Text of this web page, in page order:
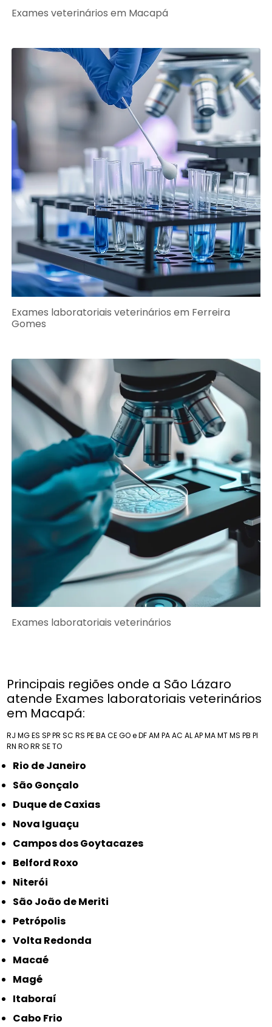
Exames veterinários em Macapá
Exames laboratoriais veterinários em Ferreira
Gomes
Exames laboratoriais veterinários
Principais regiões onde a São Lázaro
atende Exames laboratoriais veterinários
em Macapá:
RJ MGES SPPR SC RS PEBACEGO e DFAM PAAC ALAPMAMTMS PB PI
RN RORR SETO
Rio de Janeiro
São Gonçalo
Duque de Caxias
Nova Iguaçu
Campos dos Goytacazes
Belford Roxo
Niterói
São João de Meriti
Petrópolis
Volta Redonda
Macaé
Magé
Itaboraí
Cabo Frio